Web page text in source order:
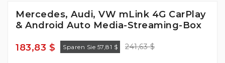
Mercedes, Audi, VW mLink 4G CarPlay
& Android Auto Media-Streaming-Box
183,83 $ Sparen Sie 57,81 $ 241,63 $